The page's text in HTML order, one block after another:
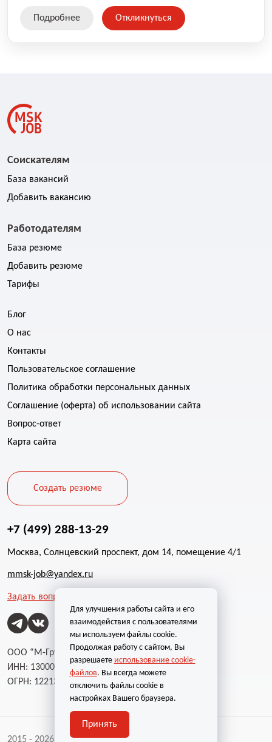
Подробнее Откликнуться
Соискателям
База вакансий
Добавить вакансию
Работодателям
База резюме
Добавить резюме
Тарифы
Блог
О нас
Контакты
Пользовательское соглашение
Политика обработки персональных данных
Соглашение (оферта) об использовании сайта
Вопрос-ответ
Карта сайта
Создать резюме
+7 (499) 288-13-29
Москва, Солнцевский проспект, дом 14, помещение 4/1
mmsk-job@yandex.ru
Задать вопрос
ООО “М-Групп”
ИНН: 1300002787
ОГРН: 1221300004232
2015 - 2026 | Все права защищены
Для улучшения работы сайта и его
взаимодействия с пользователями
мы используем файлы cookie.
Продолжая работу с сайтом, Вы
разрешаете использование cookie-
файлов. Вы всегда можете
отключить файлы cookie в
настройках Вашего браузера.
Принять